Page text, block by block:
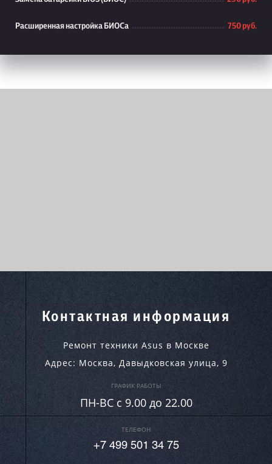
Расширенная настройка БИОСа 750 руб.
Контактная информация
Ремонт техники Asus в Москве
Адрес: Москва, Давыдковская улица, 9
ГРАФИК РАБОТЫ
ПН-ВC c 9.00 до 22.00
ТЕЛЕФОН
+7 499 501 34 75